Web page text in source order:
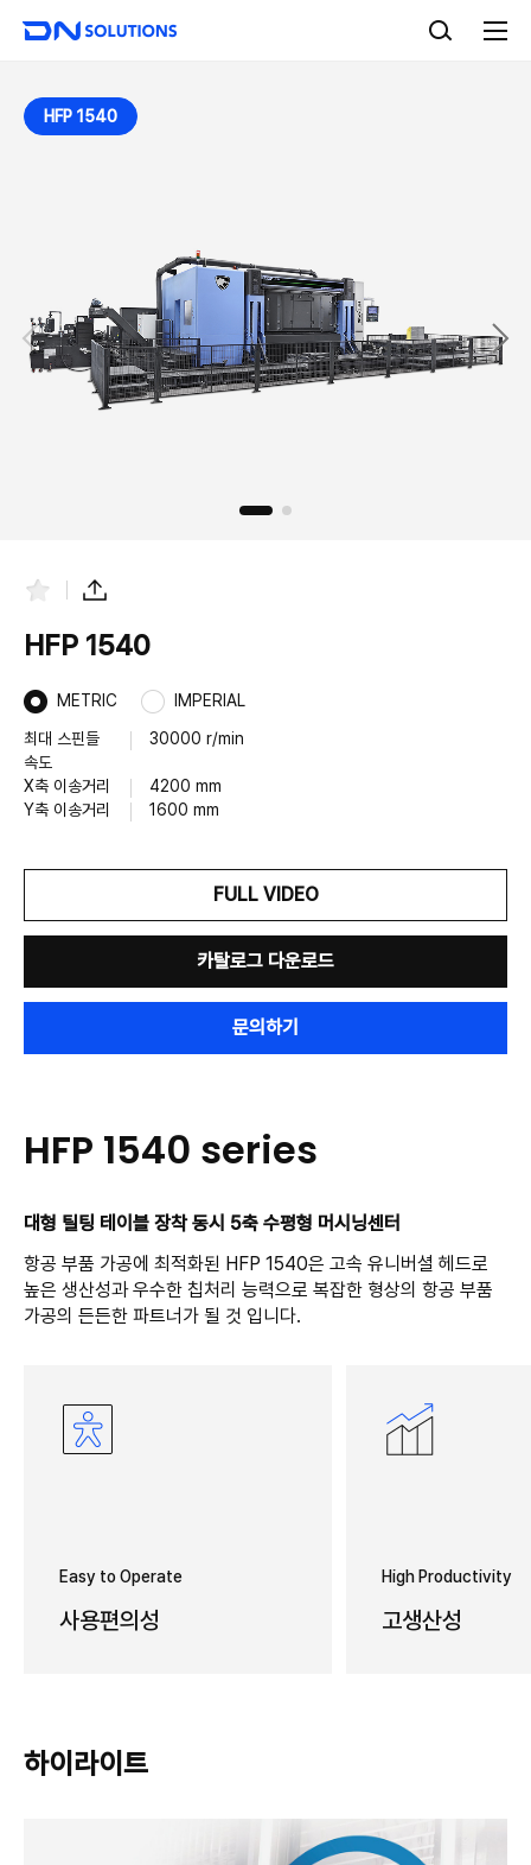
D
N
l
u
전
HFP 1540
찾
기
공
하
기
HFP 1540
METRIC
IMPERIAL
최대 스핀들
속도
30000 r/min
X축 이송거리
4200 mm
Y축 이송거리
1600 mm
FULL VIDEO
카탈로그 다운로드
문의하기
HFP 1540 series
대형 틸팅 테이블 장착 동시 5축 수평형 머시닝센터
항공 부품 가공에 최적화된 HFP 1540은 고속 유니버셜 헤드로
높은 생산성과 우수한 칩처리 능력으로 복잡한 형상의 항공 부품
가공의 든든한 파트너가 될 것 입니다.
Easy to Operate
사용편의성
High Productivity
고생산성
하이라이트